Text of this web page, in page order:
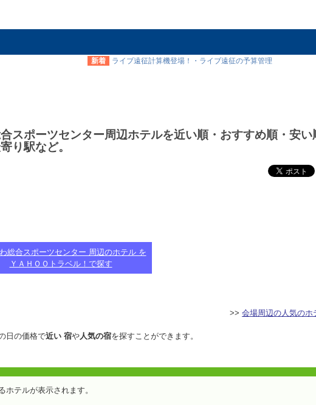
新着 ライブ遠征計算機登場！・ライブ遠征の予算管理
ポーツセンター周辺ホテルを近い順・おすすめ順・安い
り駅など。
総合スポーツセンター 周辺のホテル を
ＹＡＨＯＯトラベル！で探す
>> 会場周辺の人気のホ
日の価格で近い 宿や人気の宿を探すことができます。
テルが表示されます。